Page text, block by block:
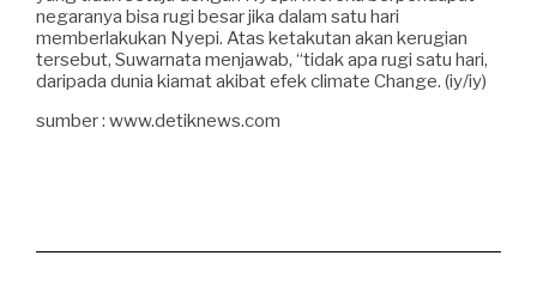
negaranya bisa rugi besar jika dalam satu hari
memberlakukan Nyepi. Atas ketakutan akan kerugian
tersebut, Suwarnata menjawab, “tidak apa rugi satu hari,
daripada dunia kiamat akibat efek climate Change. (iy/iy)
sumber : www.detiknews.com